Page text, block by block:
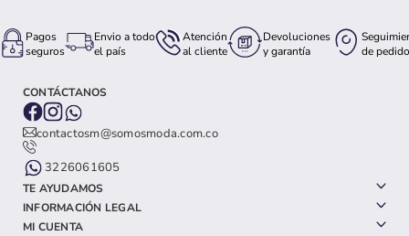
Pagos
seguros
Envio a todo
el país
Atención
al cliente
Devoluciones
y garantía
de pedido
CONTÁCTANOS
contactosm@somosmoda.com.co
3226061605
TE AYUDAMOS
INFORMACIÓN LEGAL
MI CUENTA